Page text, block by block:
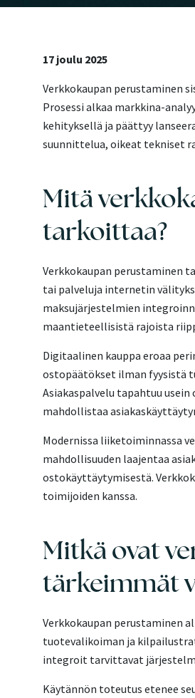
17 joulu 2025
Verkkokaupan perustaminen
Prosessi alkaa markkina-
kehityksellä ja päättyy
suunnittelua, oikeat tekniset
Mitä
tarkoittaa?
Verkkokaupan perustaminen
tai palveluja internetin
maksujärjestelmien
maantieteellisistä rajoista
Digitaalinen kauppa eroaa
ostopäätökset ilman fyysistä
Asiakaspalvelu tapahtuu
mahdollistaa
Modernissa liiketoiminnassa
mahdollisuuden laajentaa
ostokäyttäytymisestä.
toimijoiden kanssa.
Mitkä ovat
tärkeimmät
Verkkokaupan perustaminen
tuotevalikoiman ja
integroit tarvittavat
Käytännön toteutus etenee